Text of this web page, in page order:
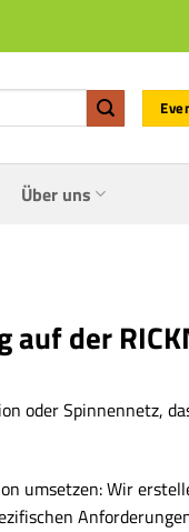
Über uns
der
oder Spinnennetz,
umsetzen: Wir